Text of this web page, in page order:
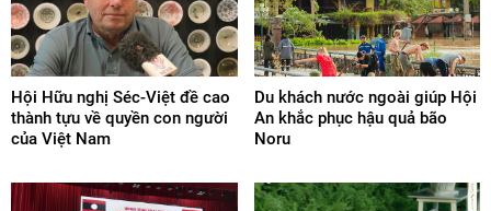
Hội Hữu nghị Séc-Việt đề cao
thành tựu về quyền con người
của Việt Nam
Du khách nước ngoài giúp Hội
An khắc phục hậu quả bão
Noru